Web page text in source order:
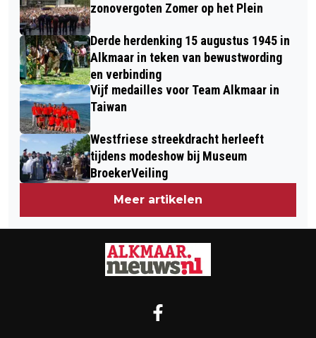
zonovergoten Zomer op het Plein
Derde herdenking 15 augustus 1945 in
Alkmaar in teken van bewustwording
en verbinding
Vijf medailles voor Team Alkmaar in
Taiwan
Westfriese streekdracht herleeft
tijdens modeshow bij Museum
BroekerVeiling
Meer artikelen